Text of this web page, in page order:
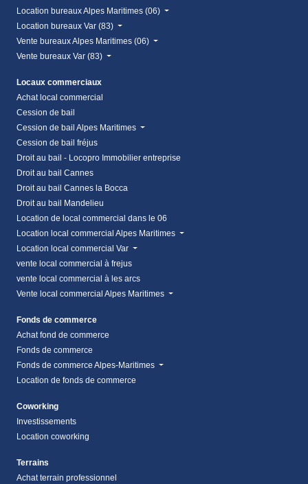
Location bureaux Alpes Maritimes (06)
Location bureaux Var (83)
Vente bureaux Alpes Maritimes (06)
Vente bureaux Var (83)
Locaux commerciaux
Achat local commercial
Cession de bail
Cession de bail Alpes Maritimes
Cession de bail fréjus
Droit au bail - Locopro Immobilier entreprise
Droit au bail Cannes
Droit au bail Cannes la Bocca
Droit au bail Mandelieu
Location de local commercial dans le 06
Location local commercial Alpes Maritimes
Location local commercial Var
vente local commercial à frejus
vente local commercial à les arcs
Vente local commercial Alpes Maritimes
Fonds de commerce
Achat fond de commerce
Fonds de commerce
Fonds de commerce Alpes-Maritimes
Location de fonds de commerce
Coworking
Investissements
Location coworking
Terrains
Achat terrain professionnel